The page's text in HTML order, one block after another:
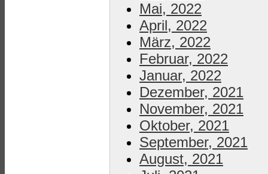
Mai, 2022
April, 2022
März, 2022
Februar, 2022
Januar, 2022
Dezember, 2021
November, 2021
Oktober, 2021
September, 2021
August, 2021